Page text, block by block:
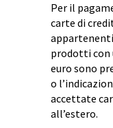
Per il
carte di
prodotti con
euro sono
o
accettate
all’estero.